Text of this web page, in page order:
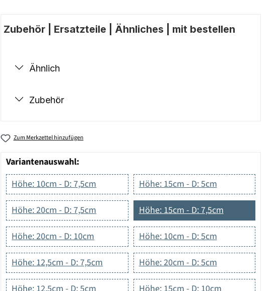
Zubehör | Ersatzteile | Ähnliches | mit bestellen
Ähnlich
Zubehör
Zum Merkzettel hinzufügen
Variantenauswahl:
Höhe: 10cm - D: 7,5cm
Höhe: 15cm - D: 5cm
Höhe: 20cm - D: 7,5cm Höhe: 15cm - D: 7,5cm
Höhe: 20cm - D: 10cm Höhe: 10cm - D: 5cm
Höhe: 12,5cm - D: 7,5cm Höhe: 20cm - D: 5cm